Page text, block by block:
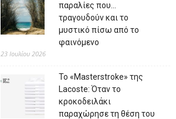
παραλίες που…
τραγουδούν και το
μυστικό πίσω από το
φαινόμενο
23 Ιουλίου 2026
Το «Masterstroke» της
Lacoste: Όταν το
κροκοδειλάκι
παραχώρησε τη θέση του